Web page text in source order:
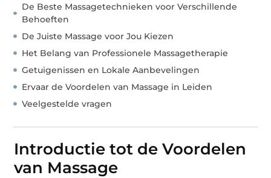
De Beste Massagetechnieken voor Verschillende
Behoeften
De Juiste Massage voor Jou Kiezen
Het Belang van Professionele Massagetherapie
Getuigenissen en Lokale Aanbevelingen
Ervaar de Voordelen van Massage in Leiden
Veelgestelde vragen
Introductie tot de Voordelen
van Massage